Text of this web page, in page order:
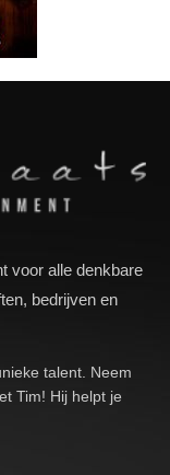
voor alle denkbare
bedrijven en
talent. Neem
Tim! Hij helpt je